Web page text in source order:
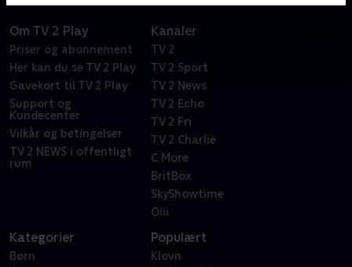
Om TV 2 Play
Priser og abonnement
Her kan du se TV 2 Play
Gavekort til TV 2 Play
Support og
Kundecenter
Vilkår og betingelser
TV 2 NEWS i offentligt
rum
Kanaler
TV 2
TV 2 Sport
TV 2 News
TV 2 Echo
TV 2 Fri
TV 2 Charlie
C More
BritBox
SkyShowtime
Oiii
Kategorier
Børn
Populært
Klovn